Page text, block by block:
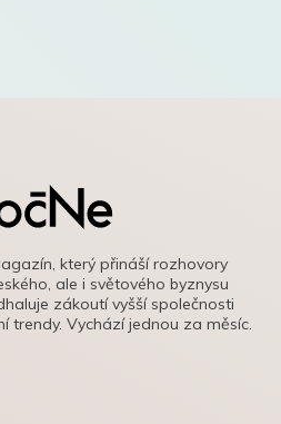
který přináší rozhovory
ale i světového byznysu
zákoutí vyšší společnosti
trendy. Vychází jednou za měsíc.